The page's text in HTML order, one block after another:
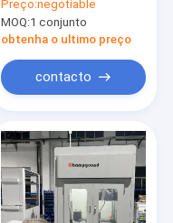
Máquina de enrolar
Equipamento
automático
Preço:negotiable
MOQ:1 conjunto
obtenha o ultimo preço
contacto